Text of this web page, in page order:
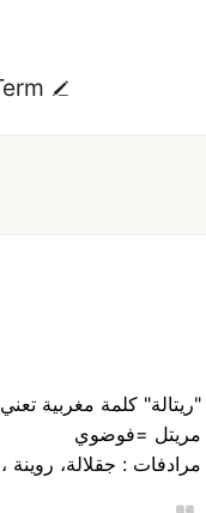
"ريتالة" كلمة مغربية
مريتل =فوضوي
مرادفات : جقلالة، روينة